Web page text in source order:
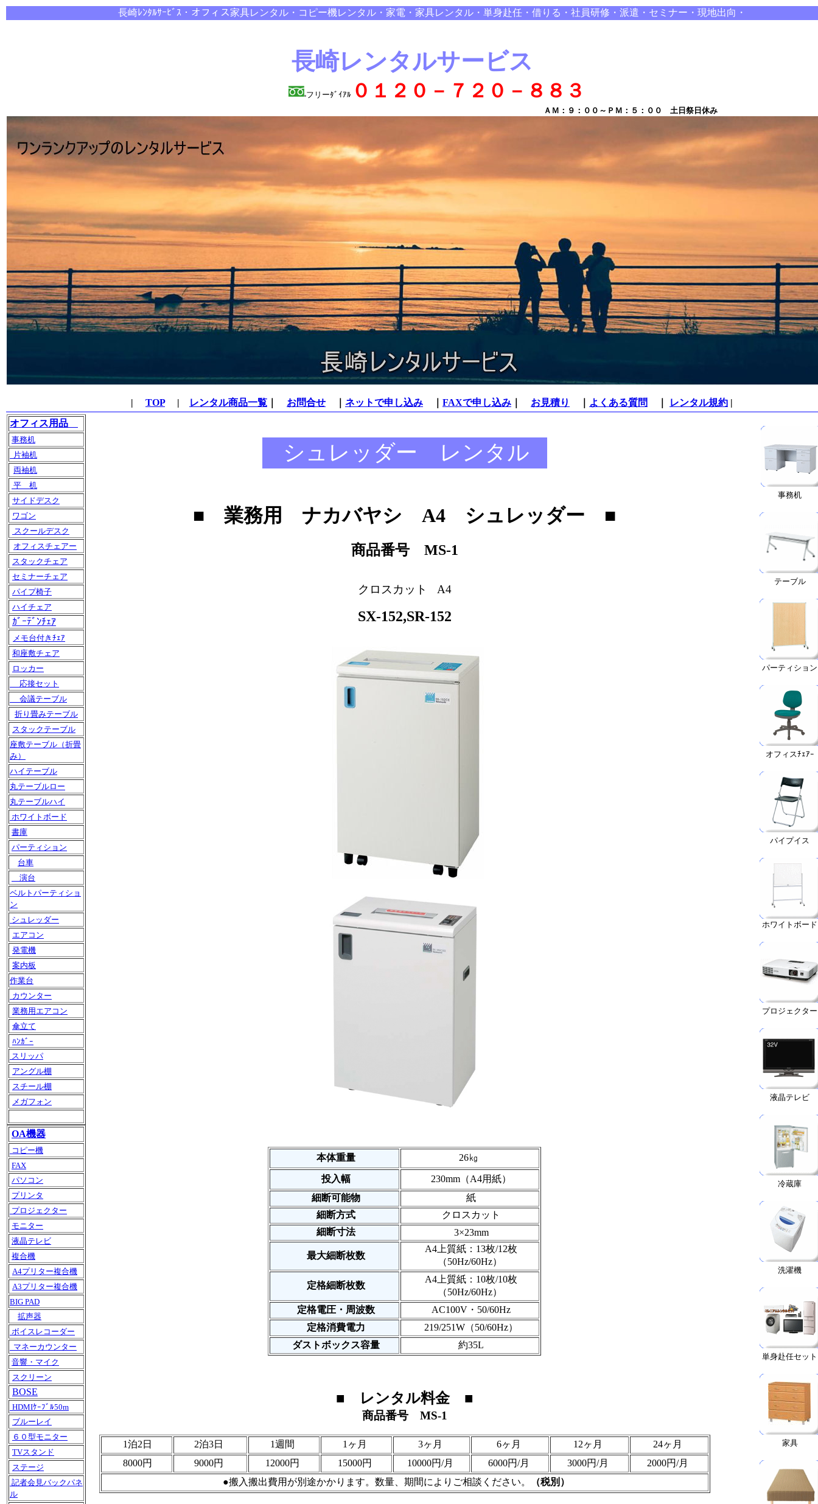
長崎ﾚﾝﾀﾙｻｰﾋﾞｽ・オ フィス家具レンタル・コピー機レンタル・家電・家具レンタル・単身赴任・借りる・社員研修・派遣・セミナー・現地出向・
長崎レンタルサービス
フリーﾀﾞｲｱﾙ ０１２０－７２０－８８３
ＡＭ：９：００～ＰＭ：５：００ 土日祭日休み
| TOP| レンタル商品一覧 お問合せ ネットで申し込み FAXで申し込み お見積り よくある質問 レンタル規約 |
オフィス用品
事務机
片袖机
両袖机
平 机
サイドデスク
ワゴン
スクールデスク
オフィスチェアー
スタックチェア
セミナーチェア
パイプ椅子
ハイチェア
ｶﾞｰﾃﾞﾝﾁｪｱ
メモ台付きﾁｪｱ
和座敷チェア
ロッカー
応接セット
会議テーブル
折り畳みテーブル
スタックテーブル
座敷テーブル（折畳
み）
ハイテーブル
丸テーブルロー
丸テーブルハイ
ホワイトボード
書庫
パーティション
台車
演台
ベルトパーティショ
ン
シュレッダー
エアコン
発電機
案内板
作業台
カウンター
業務用エアコン
傘立て
ﾊﾝｶﾞｰ
スリッパ
アングル棚
スチール棚
メガフォン
OA機器
コピー機
FAX
パソコン
プリンタ
プロジェクター
モニター
液晶テレビ
複合機
A4プリター複合機
A3プリター複合機
BIG PAD
拡声器
ボイスレコーダー
マネーカウンター
音響・マイク
スクリーン
BOSE
HDMIｹｰﾌﾞﾙ50m
ブルーレイ
６０型モニター
TVスタンド
ステージ
記者会見バックパネ
ル
シュレッダー レンタル
■ 業務用 ナカバヤシ A4 シュレッダー ■
商品番号 MS-1
クロスカット A4
SX-152,SR-152
本体重量 26㎏
投入幅
230mm（A4用紙）
細断可能物
紙
細断方式
クロスカット
細断寸法
3×23mm
最大細断枚数
A4上質紙：13枚/12枚
（50Hz/60Hz）
定格細断枚数
A4上質紙：10枚/10枚
（50Hz/60Hz）
定格電圧・周波数
AC100V・50/60Hz
定格消費電力
219/251W（50/60Hz）
ダストボックス容量
約35L
■ レンタル料金 ■
商品番号 MS-1
1泊2日 2泊3日 1週間 1ヶ月 3ヶ月 6ヶ月 12ヶ月
24ヶ月
8000円
9000円 12000円 15000円 10000円/月 6000円/月 3000円/月
2000円/月
●搬入搬出費用が別途かかります。数量、期間によりご相談ください。
（税別）
事務机
テーブル
パーティション
オフィスﾁｪｱｰ
パイプイス
ホワイトボード
プロジェクター
液晶テレビ
冷蔵庫
洗濯機
単身赴任セット
家具